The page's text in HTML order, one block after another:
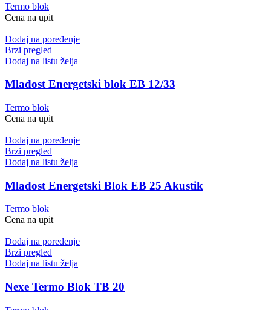
Termo blok
Cena na upit
Dodaj na poređenje
Brzi pregled
Dodaj na listu želja
Mladost Energetski blok EB 12/33
Termo blok
Cena na upit
Dodaj na poređenje
Brzi pregled
Dodaj na listu želja
Mladost Energetski Blok EB 25 Akustik
Termo blok
Cena na upit
Dodaj na poređenje
Brzi pregled
Dodaj na listu želja
Nexe Termo Blok TB 20